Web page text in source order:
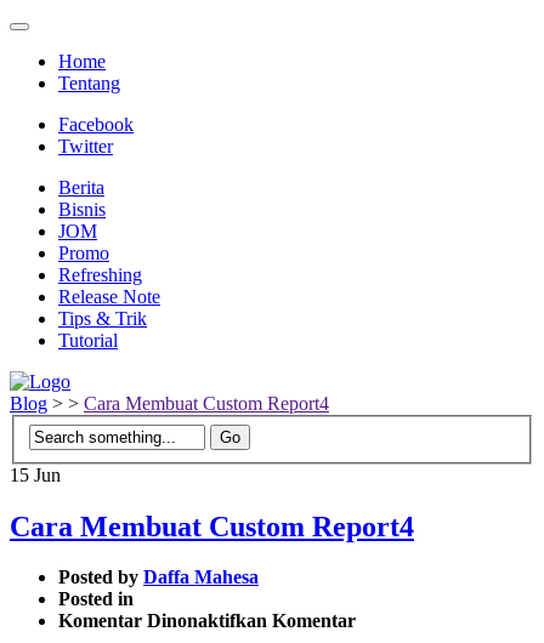
Home
Tentang
Facebook
Twitter
Berita
Bisnis
JOM
Promo
Refreshing
Release Note
Tips & Trik
Tutorial
Blog > > Cara Membuat Custom Report4
15 Jun
Cara Membuat Custom Report4
Posted by Daffa Mahesa
Posted in
Komentar Dinonaktifkan pada
Komentar